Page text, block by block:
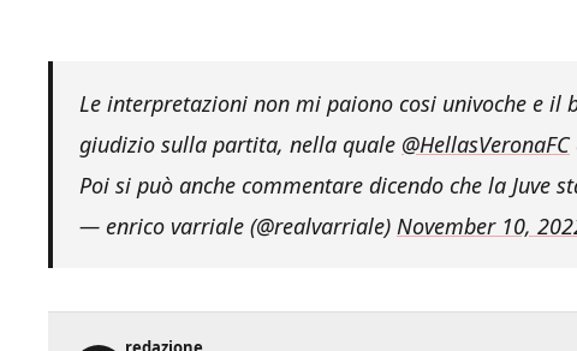
giudizio sulla partita, nella quale@HellasVeronaFC
Poi si può anche commentare dicendo che la Juve
— enrico varriale (@realvarriale)November 10,
redazione
Spazio J è un giornale online sulla Juventus Football Club: foto,